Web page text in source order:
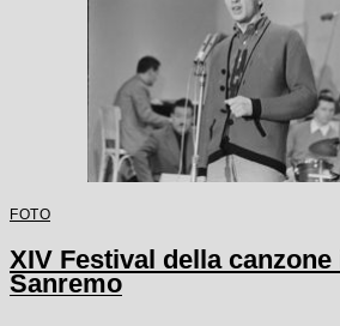
FOTO
XIV Festival della
Sanremo